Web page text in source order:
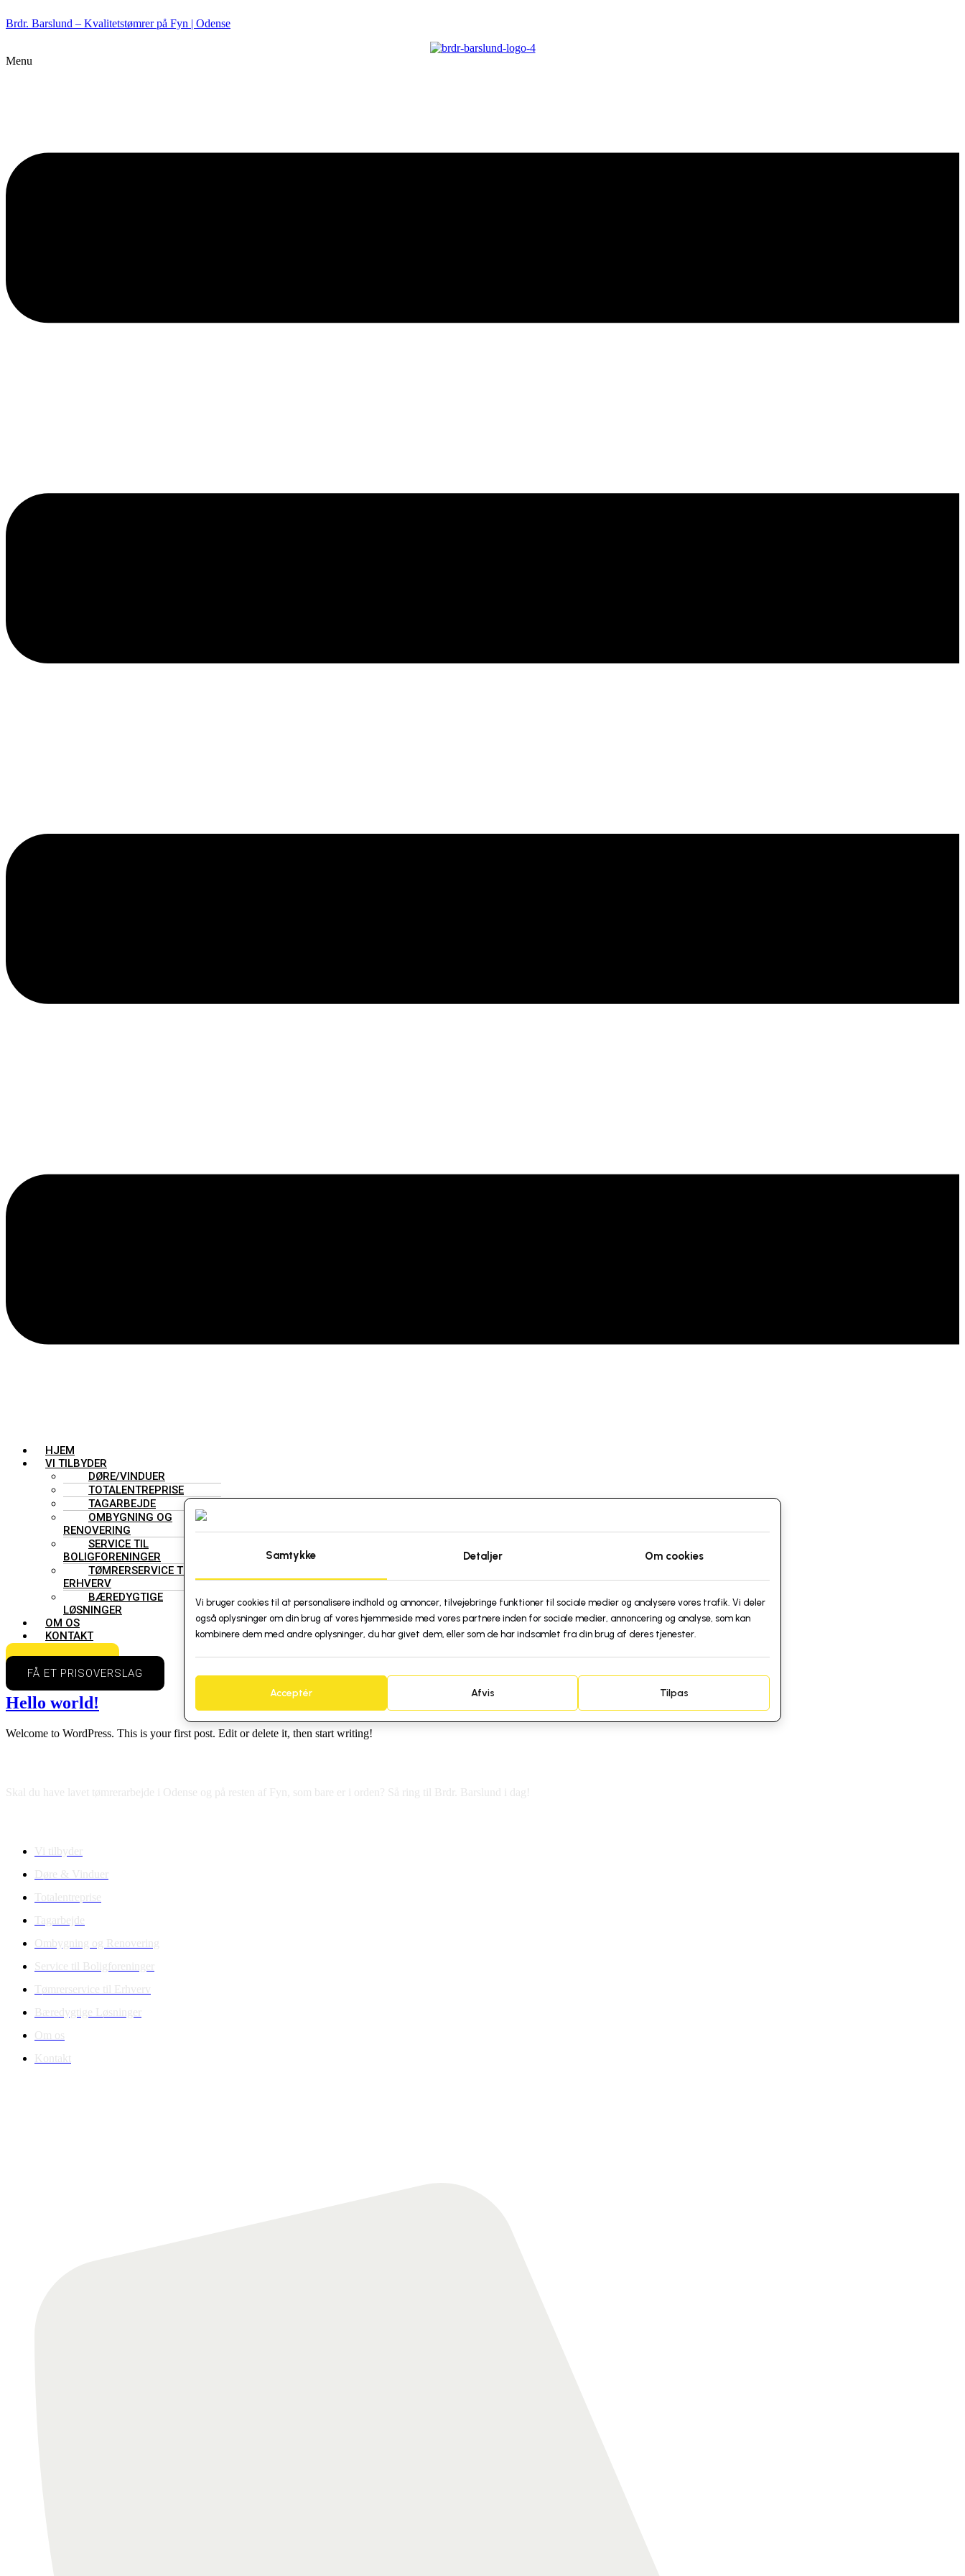
Brdr. Barslund – Kvalitetstømrer på Fyn | Odense
Menu
HJEM
VI TILBYDER
DØRE/VINDUER
TOTALENTREPRISE
TAGARBEJDE
OMBYGNING OG
RENOVERING
SERVICE TIL
BOLIGFORENINGER
TØMRERSERVICE TIL
ERHVERV
BÆREDYGTIGE
LØSNINGER
OM OS
KONTAKT
BLIV RINGET OP
FÅ ET PRISOVERSLAG
Hello world!
Welcome to WordPress. This is your first post. Edit or delete it, then start writing!
Skal du have lavet tømrerarbejde i Odense og på resten af Fyn, som bare er i orden? Så ring til Brdr. Barslund i dag!
Vi tilbyder
Døre & Vinduer
Totalentreprise
Tagarbejde
Ombygning og Renovering
Service til Boligforeninger
Tømrerservice til Erhverv
Bæredygtige Løsninger
Om os
Kontakt
Samtykke Detaljer Om cookies
Vi bruger cookies til at personalisere indhold og annoncer, tilvejebringe funktioner til sociale medier og analysere vores trafik. Vi deler
også oplysninger om din brug af vores hjemmeside med vores partnere inden for sociale medier, annoncering og analyse, som kan
kombinere dem med andre oplysninger, du har givet dem, eller som de har indsamlet fra din brug af deres tjenester.
Acceptér Afvis Tilpas